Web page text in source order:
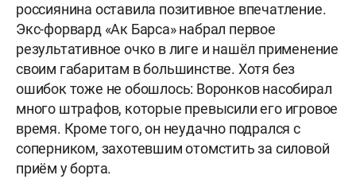
россиянина оставила позитивное впечатление.
Экс-форвард «Ак Барса» набрал первое
результативное очко в лиге и нашёл применение
своим габаритам в большинстве. Хотя без
ошибок тоже не обошлось: Воронков насобирал
много штрафов, которые превысили его игровое
время. Кроме того, он неудачно подрался с
соперником, захотевшим отомстить за силовой
приём у борта.